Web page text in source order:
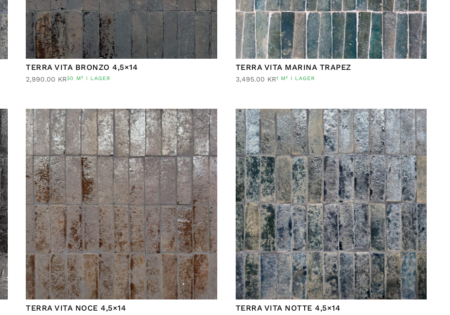
TERRA VITA BRONZO 4,5×14
2,990.00 KR30 M² I LAGER
TERRA VITA MARINA TRAPEZ
3,495.00 KR1 M² I LAGER
TERRA VITA NOCE 4,5×14 TERRA VITA NOTTE 4,5×14